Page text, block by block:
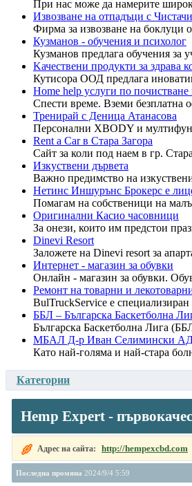
При нас може да намерите
Извозване на отпадъци с
Фирма за извозване на боклуци
Кузманов - обучения и психолог
Кузманов предлага обучения за
Kачествени продукти за здрава
Кутисора ООД предлага
Home help услуги по
Спести време. Вземи безплатна
Тренирай с Деница Атанасова
Персонални XBODY и
Rent a Car в Стара Загора
Сайт за коли под наем в гр.
Изкуствени дървета
Важно предимство на
Нетинс Иншурънс Брокерс е
Помагам на собственици на
Оригинални Касио часовници
За онези, които им предстои
Dinevi Resort
Заложете на Dinevi resort за
Интернет - магазин за обувки
Онлайн - магазин за обувки.
Ремонт на товарни и
BulTruckService е
ББЛ – Българска Баскетболна
Българска Баскетболна Лига
МБАЛ Д-р Иван Селимински
Като най-голяма и най-стара
Категории
Hemp Expert -
Адрес на сайта: http://hempexcbd.com
Последна промяна 2024/9/4 5:59